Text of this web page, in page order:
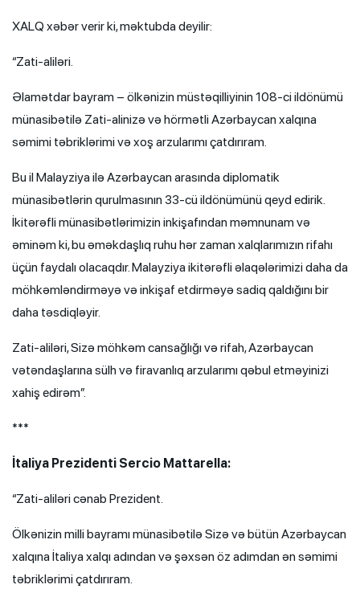
XALQ xəbər verir ki, məktubda deyilir:
“Zati-aliləri.
Əlamətdar bayram – ölkənizin müstəqilliyinin 108-ci ildönümü
münasibətilə Zati-alinizə və hörmətli Azərbaycan xalqına
səmimi təbriklərimi və xoş arzularımı çatdırıram.
Bu il Malayziya ilə Azərbaycan arasında diplomatik
münasibətlərin qurulmasının 33-cü ildönümünü qeyd edirik.
İkitərəfli münasibətlərimizin inkişafından məmnunam və
əminəm ki, bu əməkdaşlıq ruhu hər zaman xalqlarımızın rifahı
üçün faydalı olacaqdır. Malayziya ikitərəfli əlaqələrimizi daha da
möhkəmləndirməyə və inkişaf etdirməyə sadiq qaldığını bir
daha təsdiqləyir.
Zati-aliləri, Sizə möhkəm cansağlığı və rifah, Azərbaycan
vətəndaşlarına sülh və firavanlıq arzularımı qəbul etməyinizi
xahiş edirəm”.
***
İtaliya Prezidenti Sercio Mattarella:
“Zati-aliləri cənab Prezident.
Ölkənizin milli bayramı münasibətilə Sizə və bütün Azərbaycan
xalqına İtaliya xalqı adından və şəxsən öz adımdan ən səmimi
təbriklərimi çatdırıram.